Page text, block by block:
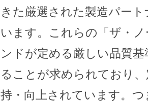
きた厳選された製造パー
います。これらの「ザ・
ンドが定める厳しい品質
ることが求められており
持・向上されています。